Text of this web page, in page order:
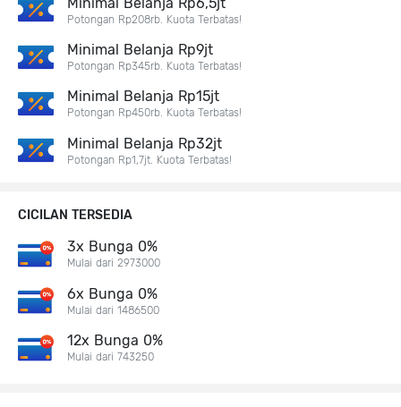
Potongan Rp208rb. Kuota Terbatas!
Minimal Belanja Rp9jt
Potongan Rp345rb. Kuota Terbatas!
Minimal Belanja Rp15jt
Potongan Rp450rb. Kuota Terbatas!
Minimal Belanja Rp32jt
Potongan Rp1,7jt. Kuota Terbatas!
CICILAN TERSEDIA
3x Bunga 0%
Mulai dari 2973000
6x Bunga 0%
Mulai dari 1486500
12x Bunga 0%
Mulai dari 743250